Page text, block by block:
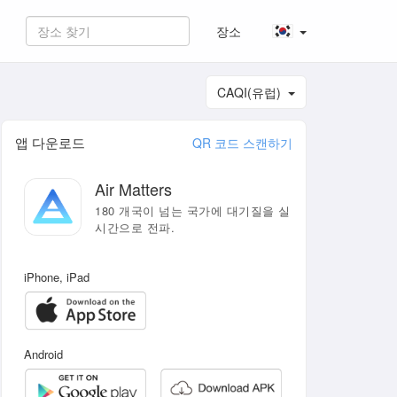
장소
CAQI(유럽)
앱 다운로드 QR 코드 스캔하기
Air Matters
180 개국이 넘는 국가에 대기질을 실
시간으로 전파.
iPhone, iPad
Android